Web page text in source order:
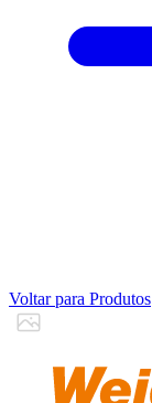
Voltar para Produtos